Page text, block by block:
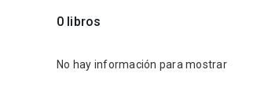
0 libros
No hay información para mostrar